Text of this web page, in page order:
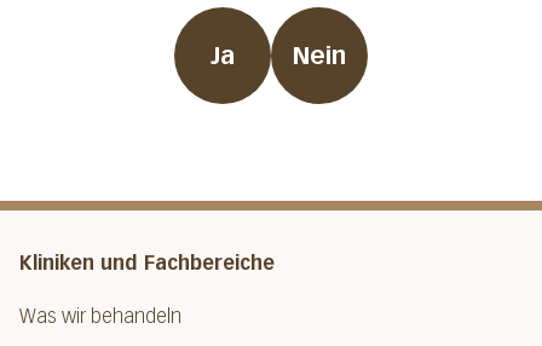
Ja Nein
Kliniken und Fachbereiche
Was wir behandeln